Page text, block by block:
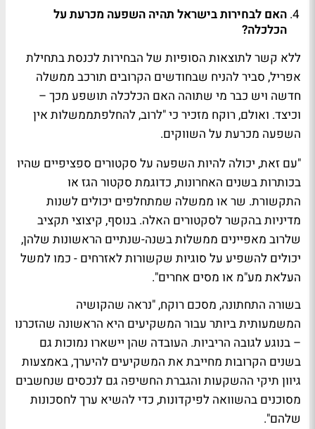
האם לבחירות בישראל תהיה השפעה מכרעת על
הכלכלה?
ללא קשר לתוצאות הסופיות של הבחירות לכנסת בתחילת
אפריל, סביר להניח שבחודשים הקרובים תורכב ממשלה
חדשה ויש כבר מי שתוהה האם הכלכלה תושפע מכך –
וכיצד. ואולם, רוקח מזכיר כי "לרוב, להחלפתממשלות אין
השפעה מכרעת על השווקים.
"עם זאת, יכולה להיות השפעה על סקטורים ספציפיים שהיו
בכותרות בשנים האחרונות, כדוגמת סקטור הגז או
התקשורת. שר או ממשלה שמתחלפים יכולים לשנות
מדיניות בהקשר לסקטורים האלה. בנוסף, קיצוצי תקציב
שלרוב מאפיינים ממשלות בשנה-שנתיים הראשונות שלהן,
יכולים להשפיע על סוגיות שקשורות לאזרחים - כמו למשל
העלאת מע"מ או מסים אחרים".
בשורה התחתונה, מסכם רוקח, "נראה שהקושיה
המשמעותית ביותר עבור המשקיעים היא הראשונה שהזכרנו
– בנוגע לגובה הריביות. העובדה שהן יישארו נמוכות גם
בשנים הקרובות מחייבת את המשקיעים להיערך, באמצעות
גיוון תיקי ההשקעות והגברת החשיפה גם לנכסים שנחשבים
מסוכנים בהשוואה לפיקדונות, כדי להשיא ערך לחסכונות
שלהם".